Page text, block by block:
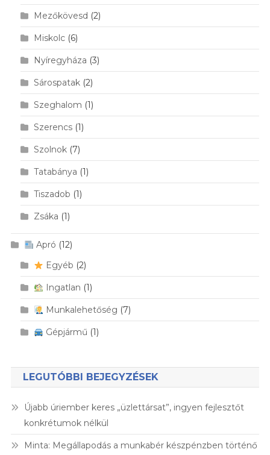
Mezőkövesd (2)
Miskolc(6)
Nyíregyháza (3)
Sárospatak(2)
Szeghalom (1)
Szerencs(1)
Szolnok(7)
Tatabánya (1)
Tiszadob (1)
Zsáka (1)
Apró (12)
Egyéb (2)
Ingatlan (1)
Munkalehetőség (7)
Gépjármű (1)
LEGUTÓBBI BEJEGYZÉSEK
Újabb úriember keres „üzlettársat”, ingyen fejlesztőt
konkrétumok nélkül
Minta: Megállapodás a munkabér készpénzben történő